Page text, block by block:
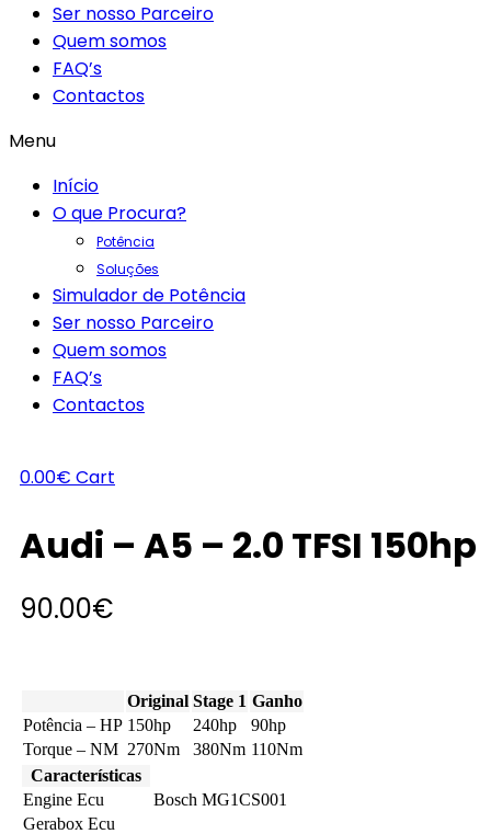
Ser nosso Parceiro
Quem somos
FAQ’s
Contactos
Menu
Início
O que Procura?
Potência
Soluções
Simulador de Potência
Ser nosso Parceiro
Quem somos
FAQ’s
Contactos
0.00€ Cart
Audi – A5 – 2.0 TFSI 150hp
90.00€
Original Stage 1 Ganho
Potência – HP 150hp 240hp
90hp
Torque – NM 270Nm 380Nm 110Nm
Características
Engine Ecu
Bosch MG1CS001
Gerabox Ecu